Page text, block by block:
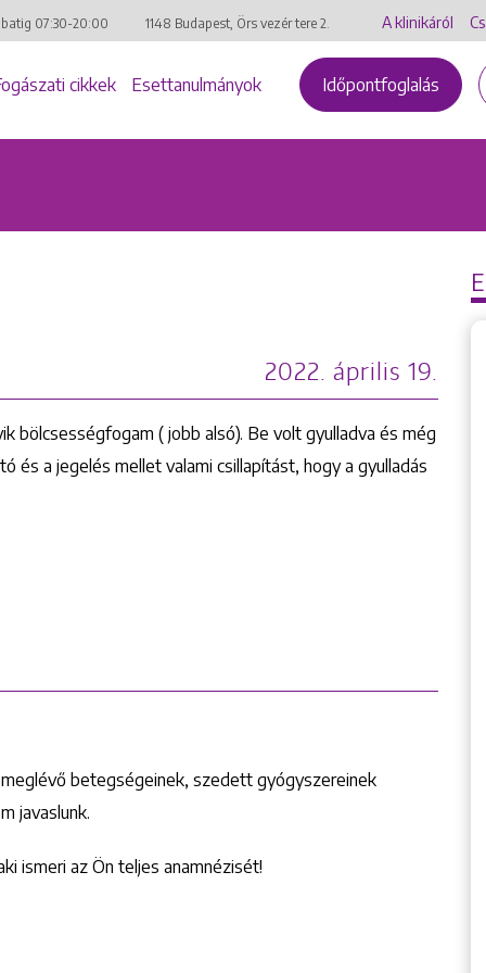
07:30-20:00 1148 Budapest, Örs vezér tere 2. A klinikáról
cikkek Esettanulmányok Időpontfoglalás
2022. április 19.
bölcsességfogam ( jobb alsó). Be volt gyulladva és még
és a jegelés mellet valami csillapítást, hogy a gyulladás
betegségeinek, szedett gyógyszereinek
javaslunk.
ismeri az Ön teljes anamnézisét!